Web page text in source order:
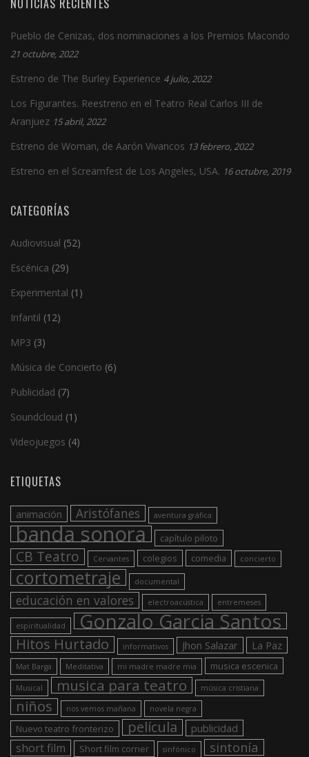
NOTICIAS RECIENTES
Pueblo de Cenizas, dos nominaciones a los Premios Macondo
21 octubre, 2022
Estreno de The Burley Experience 4 julio, 2022
Los Figurantes. Reestreno en el Teatro Real Carlos III de
Aranjuez 15 abril, 2022
Estreno de Woman, de Aarón Vivancos 13 febrero, 2022
Estreno en el Screamfest de Los Angeles, USA. 16 octubre, 2019
CATEGORÍAS
Audiovisual (52)
Escénica (29)
Experimental (1)
Infantil (12)
MP3 (3)
Música de Concierto (6)
Publicidad (7)
Soundcloud (1)
Videojuegos (4)
ETIQUETAS
animación Aristófanes aventura gráfica
banda sonora capítulo piloto
CB Teatro Cervantes colegios comedia concierto
cortometraje documental
educación en valores electroacústica entremeses
espiritualidad Gonzalo Garcia Santos
Hitos Hurtado informativos Jhon Salazar La Paz
Mat Barga Meditativa mi madre madre mia musica escenica
Musical musica para teatro música cristiana
niños nos vemos mañana novela negra
Nuevo teatro fronterizo película publicidad
short film Short film corner sinfónico sintonía